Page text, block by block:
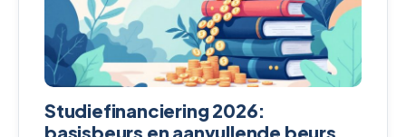
Studiefinanciering 2026:
basisbeurs en aanvullende beurs